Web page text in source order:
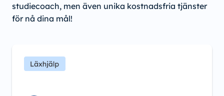
studiecoach, men även unika kostnadsfria tjänster
för nå dina mål!